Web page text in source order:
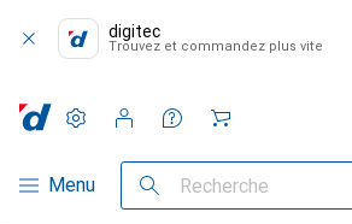
digitec
Trouvez et commandez plus vite
Navigation par catégorie
Menu Recherche
Paramètres
Compte client
Listes de comparaison
Listes d'envies
Panier